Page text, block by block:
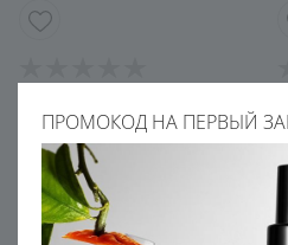
успокаивающий гель для
проблемной кожи лица SALON
УЗНАТЬ ЦЕНУ
ПРОМОКОД НА ПЕРВЫЙ